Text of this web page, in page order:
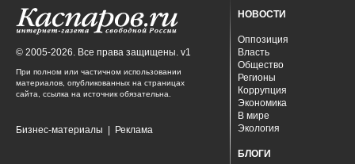
© 2005-2026. Все права защищены. v1
При полном или частичном использовании
материалов, опубликованных на страницах
сайта, ссылка на источник обязательна.
Бизнес-материалы Реклама
НОВОСТИ
Оппозиция
Власть
Общество
Регионы
Коррупция
Экономика
В мире
Экология
БЛОГИ